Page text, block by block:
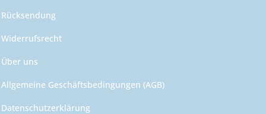
Rücksendung
Widerrufsrecht
Über uns
Allgemeine Geschäftsbedingungen (AGB)
Datenschutzerklärung